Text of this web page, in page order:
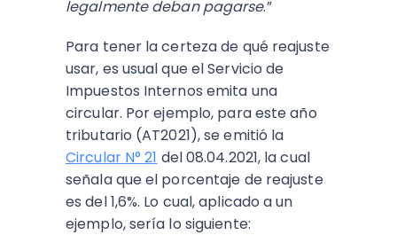
legalmente deban pagarse.”
Para tener la certeza de qué reajuste
usar, es usual que el Servicio de
Impuestos Internos emita una
circular. Por ejemplo, para este año
tributario (AT2021), se emitió la
Circular N° 21 del 08.04.2021, la cual
señala que el porcentaje de reajuste
es del 1,6%. Lo cual, aplicado a un
ejemplo, sería lo siguiente: